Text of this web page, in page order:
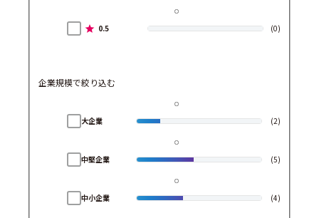
0.5 (0)
企業規模で絞り込む
大企業 (2)
中堅企業 (5)
中小企業 (4)